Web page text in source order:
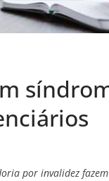
por invalidez